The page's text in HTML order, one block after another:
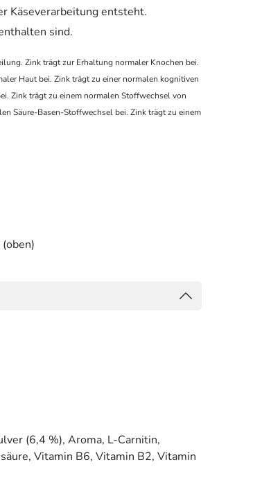
Käseverarbeitung entsteht.
sind.
Zink trägt zur Erhaltung normaler Knochen bei.
Haut bei. Zink trägt zu einer normalen kognitiven
Zink trägt zu einem normalen Stoffwechsel von
Säure-Basen-Stoffwechsel bei. Zink trägt zu einem
(6,4 %), Aroma, L-Carnitin,
Vitamin B6, Vitamin B2, Vitamin